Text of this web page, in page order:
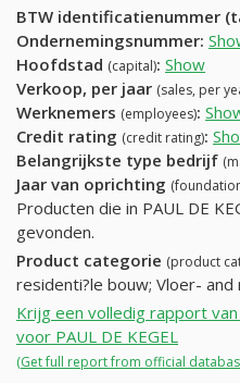
BTW identificatienummer
Ondernemingsnummer:
Hoofdstad (capital): Show
Verkoop, per jaar (sales, per
Werknemers (employees):
Credit rating (credit rating):
Belangrijkste type bedrijf
Jaar van oprichting
Producten die in PAUL DE
gevonden.
Product categorie (product
residenti?le bouw; Vloer- and
Krijg een volledig rapport
voor PAUL DE KEGEL
(Get full report from official